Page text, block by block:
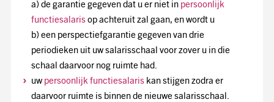
a) de garantie gegeven dat u er niet in persoonlijk
functiesalarisop achteruit zal gaan, en wordt u
b) een perspectiefgarantie gegeven van drie
periodieken uit uw salarisschaal voor zover u in die
schaal daarvoor nog ruimte had.
uw persoonlijk functiesalariskan stijgen zodra er
daarvoor ruimte is binnen de nieuwe salarisschaal.